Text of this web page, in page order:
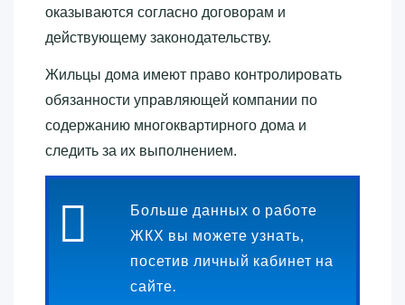
оказываются согласно договорам и
действующему законодательству.
Жильцы дома имеют право контролировать
обязанности управляющей компании по
содержанию многоквартирного дома и
следить за их выполнением.
Больше данных о работе
ЖКХ вы можете узнать,
посетив личный кабинет на
сайте.